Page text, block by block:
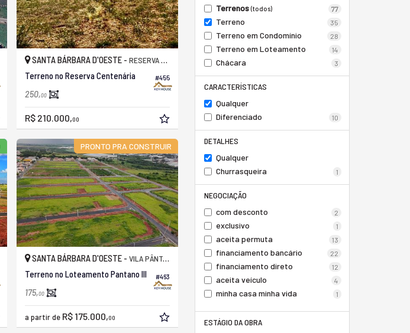
Terrenos (todos) 77
Terreno 35
Terreno em Condomínio 28
Terreno em Loteamento 14
Chácara 3
CARACTERÍSTICAS
Qualquer
Diferenciado
10
DETALHES
Qualquer
Churrasqueira
1
NEGOCIAÇÃO
com desconto
2
exclusivo 1
aceita permuta 13
financiamento bancário 22
financiamento direto 12
aceita veículo 4
minha casa minha vida 1
ESTÁGIO DA OBRA
#455
SANTA BÁRBARA D'OESTE - RESERVA CENTENÁRIA
Terreno no Reserva Centenária
250,00
R$ 210.000,00
PRONTO PRA CONSTRUIR
#463
SANTA BÁRBARA D'OESTE - VILA PÂNTANO III
Terreno no Loteamento Pantano III
175,00
a partir de R$ 175.000,00